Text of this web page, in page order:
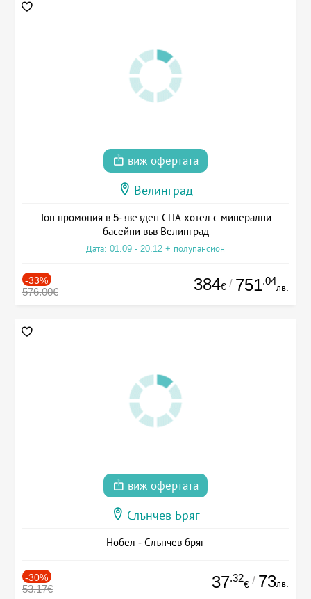
виж офертата
Велинград
Топ промоция в 5-звезден СПА хотел с минерални
басейни във Велинград
Дата: 01.09 - 20.12 + полупансион
-33%
576.00€ 384€ / 751.04
лв.
виж офертата
Слънчев Бряг
Нобел - Слънчев бряг
-30%
53.17€ 37.32
€ / 73лв.